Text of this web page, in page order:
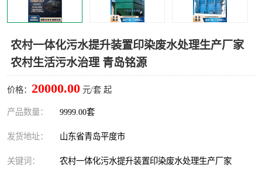
农村一体化污水提升装置印染废水处理生产厂家
农村生活污水治理 青岛铭源
价格： 20000.00 元/套 起
产品数量： 9999.00套
发货地址： 山东省青岛平度市
关键词： 农村一体化污水提升装置印染废水处理生产厂家
一体化泵闸 柔性截污
真空冲洗设备 翻转式堰门
水平自清洗格栅